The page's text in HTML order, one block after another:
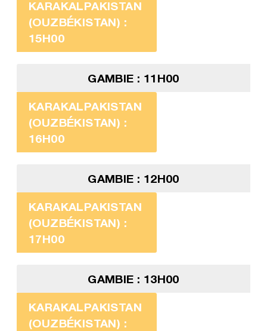
KARAKALPAKISTAN
(OUZBÉKISTAN) :
15H00
GAMBIE : 11H00
KARAKALPAKISTAN
(OUZBÉKISTAN) :
16H00
GAMBIE : 12H00
KARAKALPAKISTAN
(OUZBÉKISTAN) :
17H00
GAMBIE : 13H00
KARAKALPAKISTAN
(OUZBÉKISTAN) :